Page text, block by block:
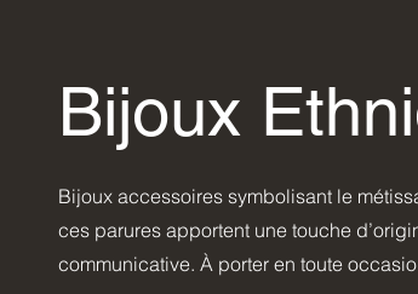
Bijoux
Bijoux accessoires symbolisant le
ces parures apportent une touche
communicative. À porter en toute